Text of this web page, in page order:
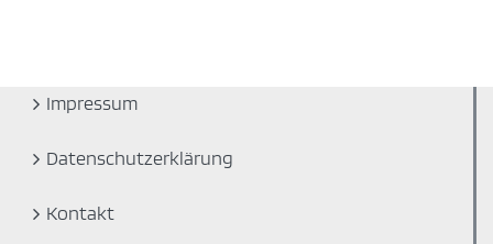
Impressum
Datenschutzerklärung
Kontakt